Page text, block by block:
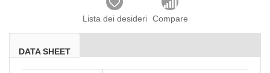
Lista dei desideri Compare
DATA SHEET